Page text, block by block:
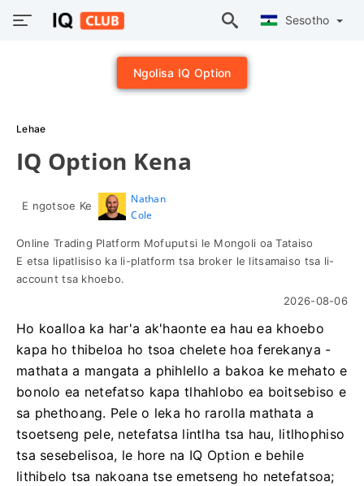
Sesotho
Ngolisa IQ Option
Lehae
IQ Option Kena
E ngotsoe Ke
Nathan
Cole
Online Trading Platform Mofuputsi le Mongoli oa Tataiso
E etsa lipatlisiso ka li-platform tsa broker le litsamaiso tsa li-
account tsa khoebo.
2026-08-06
Ho koalloa ka har'a ak'haonte ea hau ea khoebo
kapa ho thibeloa ho tsoa chelete hoa ferekanya -
mathata a mangata a phihlello a bakoa ke mehato e
bonolo ea netefatso kapa tlhahlobo ea boitsebiso e
sa phethoang. Pele o leka ho rarolla mathata a
tsoetseng pele, netefatsa lintlha tsa hau, litlhophiso
tsa sesebelisoa, le hore na IQ Option e behile
lithibelo tsa nakoana tse emetseng ho netefatsoa;